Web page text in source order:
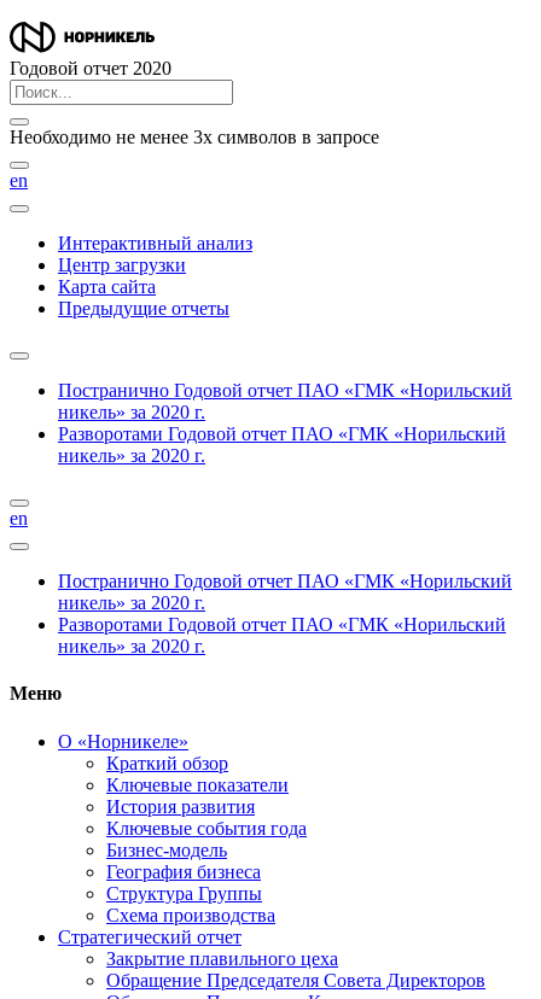
Годовой отчет 2020
Необходимо не менее 3х символов в запросе
en
Интерактивный анализ
Центр загрузки
Карта сайта
Предыдущие отчеты
Постранично Годовой отчет ПАО «ГМК «Норильский
никель» за 2020 г.
Разворотами Годовой отчет ПАО «ГМК «Норильский
никель» за 2020 г.
en
Постранично Годовой отчет ПАО «ГМК «Норильский
никель» за 2020 г.
Разворотами Годовой отчет ПАО «ГМК «Норильский
никель» за 2020 г.
Меню
О «Норникеле»
Краткий обзор
Ключевые показатели
История развития
Ключевые события года
Бизнес-модель
География бизнеса
Структура Группы
Схема производства
Стратегический отчет
Закрытие плавильного цеха
Обращение Председателя Совета Директоров